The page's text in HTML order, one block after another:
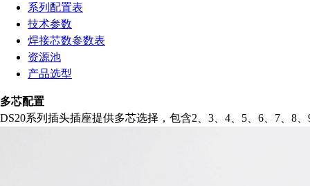
系列配置表
技术参数
焊接芯数参数表
资源池
产品选型
多芯配置
DS20系列插头插座提供多芯选择，包含2、3、4、5、6、7、8